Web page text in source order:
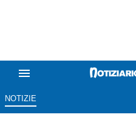
NOTIZIE